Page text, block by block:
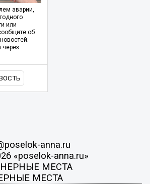
аварии,
или
об
через
anna.ru
«poselok-anna.ru»
МЕСТА
МЕСТА